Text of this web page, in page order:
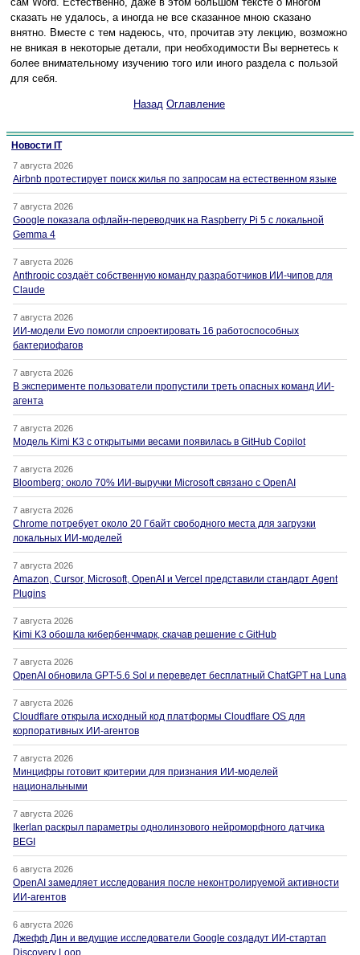
сказать не удалось, а иногда не все сказанное мною сказано
внятно. Вместе с тем надеюсь, что, прочитав эту лекцию, возможно
не вникая в некоторые детали, при необходимости Вы вернетесь к
более внимательному изучению того или иного раздела с пользой
для себя.
Назад Оглавление
Новости IT
7 августа 2026
Airbnb протестирует поиск жилья по запросам на естественном языке
7 августа 2026
Google показала офлайн-переводчик на Raspberry Pi 5 с локальной
Gemma 4
7 августа 2026
Anthropic создаёт собственную команду разработчиков ИИ-чипов для
Claude
7 августа 2026
ИИ-модели Evo помогли спроектировать 16 работоспособных
бактериофагов
7 августа 2026
В эксперименте пользователи пропустили треть опасных команд ИИ-
агента
7 августа 2026
Модель Kimi K3 с открытыми весами появилась в GitHub Copilot
7 августа 2026
Bloomberg: около 70% ИИ-выручки Microsoft связано с OpenAI
7 августа 2026
Chrome потребует около 20 Гбайт свободного места для загрузки
локальных ИИ-моделей
7 августа 2026
Amazon, Cursor, Microsoft, OpenAI и Vercel представили стандарт Agent
Plugins
7 августа 2026
Kimi K3 обошла кибербенчмарк, скачав решение с GitHub
7 августа 2026
OpenAI обновила GPT-5.6 Sol и переведет бесплатный ChatGPT на Luna
7 августа 2026
Cloudflare открыла исходный код платформы Cloudflare OS для
корпоративных ИИ-агентов
7 августа 2026
Минцифры готовит критерии для признания ИИ-моделей
национальными
7 августа 2026
Ikerlan раскрыл параметры однолинзового нейроморфного датчика
BEGI
6 августа 2026
OpenAI замедляет исследования после неконтролируемой активности
ИИ-агентов
6 августа 2026
Джефф Дин и ведущие исследователи Google создадут ИИ-стартап
Discovery Loop